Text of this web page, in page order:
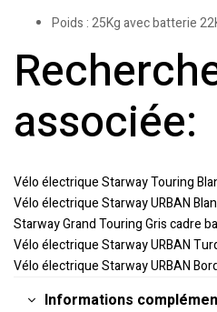
Poids : 25Kg avec batterie
associée:
Vélo électrique Starway Touring
Vélo électrique Starway URBAN
Starway Grand Touring Gris cadre
Vélo électrique Starway URBAN
Vélo électrique Starway URBAN
Informations